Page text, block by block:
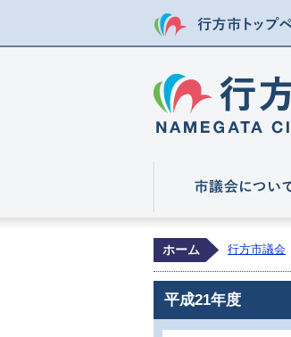
ホーム 行方市議会
平成21年度